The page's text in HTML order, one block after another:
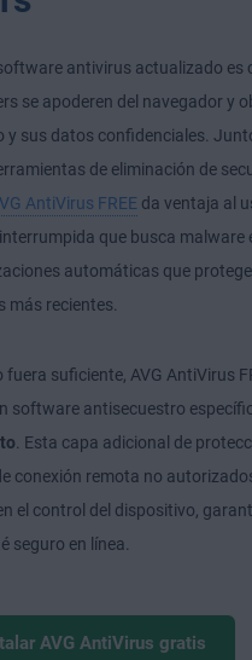
antivirus actualizado es
se apoderen del navegador y
y sus datos confidenciales.
de eliminación de
AntiVirus FREE da ventaja al
que busca malware
automáticas que
más recientes.
fuera suficiente, AVG AntiVirus
software antisecuestro
. Esta capa adicional de
conexión remota no
el control del dispositivo,
seguro en línea.
AVG AntiVirus gratis